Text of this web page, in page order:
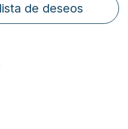
de deseos